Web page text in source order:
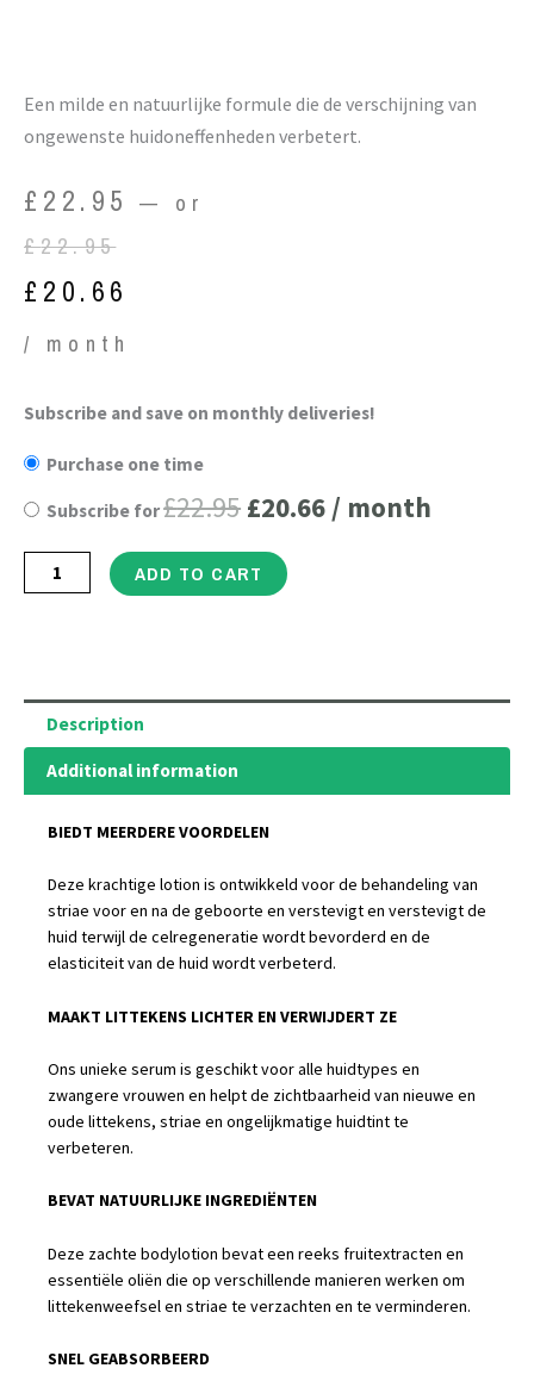
Een milde en natuurlijke formule die de verschijning van
ongewenste huidoneffenheden verbetert.
£ 22.95 —
or
£22.95
Original
price
was:
£ 20.66
Current
price
is:
/ month
Subscribe and save on monthly deliveries!
Purchase one time
Subscribe for£22.95
Original
was:
£22.95.
£20.66
Current
is:
/ month
Stretch
Removal
Lotion
Verrijkt
extracten
om
zwangerschapsstriemen
verminderen.
quantity
ADD TO CART
Description
Additional information
BIEDT MEERDERE VOORDELEN
Deze krachtige lotion is ontwikkeld voor de behandeling van
striae voor en na de geboorte en verstevigt en verstevigt de
huid terwijl de celregeneratie wordt bevorderd en de
elasticiteit van de huid wordt verbeterd.
MAAKT LITTEKENS LICHTER EN VERWIJDERT ZE
Ons unieke serum is geschikt voor alle huidtypes en
zwangere vrouwen en helpt de zichtbaarheid van nieuwe en
oude littekens, striae en ongelijkmatige huidtint te
verbeteren.
BEVAT NATUURLIJKE INGREDIËNTEN
Deze zachte bodylotion bevat een reeks fruitextracten en
essentiële oliën die op verschillende manieren werken om
littekenweefsel en striae te verzachten en te verminderen.
SNEL GEABSORBEERD